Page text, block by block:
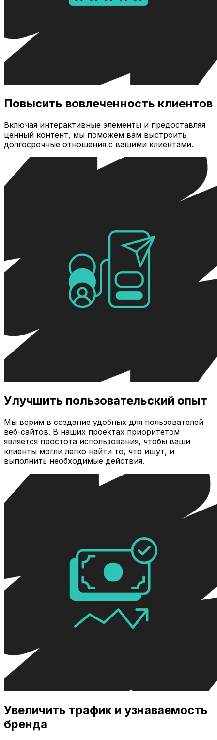
Повысить вовлеченность клиентов
Включая интерактивные элементы и предоставляя
ценный контент, мы поможем вам выстроить
долгосрочные отношения с вашими клиентами.
Улучшить пользовательский опыт
Мы верим в создание удобных для пользователей
веб-сайтов. В наших проектах приоритетом
является простота использования, чтобы ваши
клиенты могли легко найти то, что ищут, и
выполнить необходимые действия.
Увеличить трафик и узнаваемость
бренда